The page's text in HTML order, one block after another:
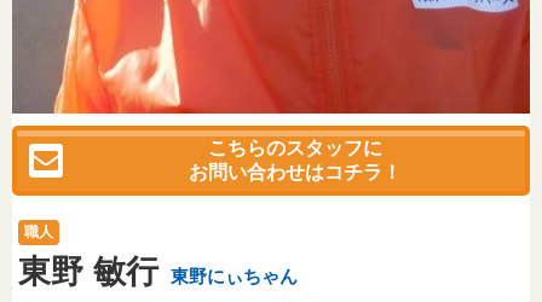
こちらのスタッフに
お問い合わせはコチラ！
職人
東野 敏行 東野にぃちゃん